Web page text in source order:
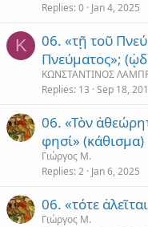
Replies 0 Jan 4, 2025
Κ
06. «τῇ τοῦ
Πνεύματος»;
ΚΩΝΣΤΑΝΤΙΝΟΣ
Replies 13 Sep 18,
06. «Τὸν
φησί» (κάθισμα)
Γιώργος Μ.
Replies 2 Jan 6, 2025
06. «τότε
Γιώργος Μ.